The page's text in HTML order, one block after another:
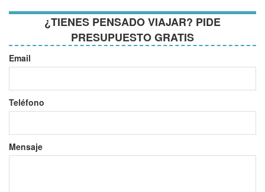
¿TIENES PENSADO VIAJAR? PIDE
PRESUPUESTO GRATIS
Email
Teléfono
Mensaje